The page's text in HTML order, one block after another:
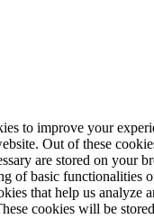
to improve your
Out of these
are stored on your
of basic functionalities
that help us analyze
cookies will be